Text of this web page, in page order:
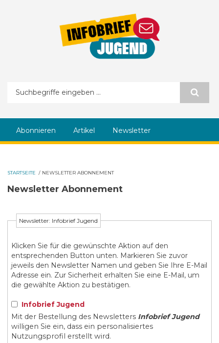
Suchformular
Abonnieren Artikel Newsletter
STARTSEITE / NEWSLETTER ABONNEMENT
Newsletter Abonnement
Newsletter: Infobrief Jugend
Klicken Sie für die gewünschte Aktion auf den
entsprechenden Button unten. Markieren Sie zuvor
jeweils den Newsletter Namen und geben Sie Ihre E-Mail
Adresse ein. Zur Sicherheit erhalten Sie eine E-Mail, um
die gewählte Aktion zu bestätigen.
Infobrief Jugend
Mit der Bestellung des Newsletters Infobrief Jugend
willigen Sie ein, dass ein personalisiertes
Nutzungsprofil erstellt wird.